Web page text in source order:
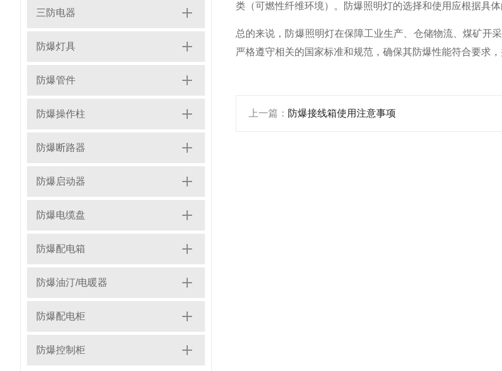
三防电器
防爆灯具
防爆管件
防爆操作柱
防爆断路器
防爆启动器
防爆电缆盘
防爆配电箱
防爆油汀/电暖器
防爆配电柜
防爆控制柜
类（可燃性纤维环境）。防爆照明灯的选择和使用应根据具
总的来说，防爆照明灯在保障工业生产、仓储物流、煤矿开
严格遵守相关的国家标准和规范，确保其防爆性能符合要求
上一篇： 防爆接线箱使用注意事项